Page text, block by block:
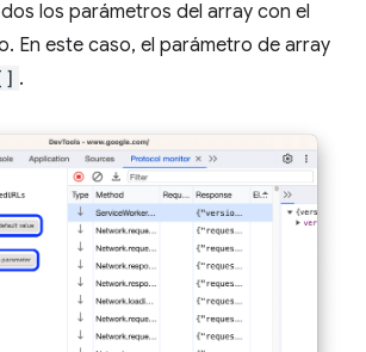
los parámetros del array con el
En este caso, el parámetro de array
.